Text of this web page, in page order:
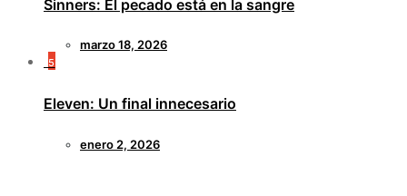
Sinners: El pecado está en la sangre
marzo 18, 2026
5
Eleven: Un final innecesario
enero 2, 2026